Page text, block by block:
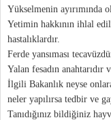
Yükselmenin ayırımında
Yetimin hakkının ihlal
hastalıklardır.
Ferde yansıması
Yalan fesadın
İlgili Bakanlık neyse
neler yapılırsa tedbir ve
Tanıdığınız bildiğiniz